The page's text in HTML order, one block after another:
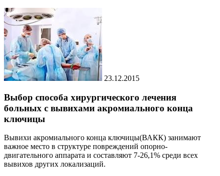
23.12.2015
Выбор способа хирургического лечения
больных с вывихами акромиального конца
ключицы
Вывихи акромиального конца ключицы(ВАКК) занимают
важное место в структуре повреждений опорно-
двигательного аппарата и составляют 7-26,1% среди всех
вывихов других локализаций.